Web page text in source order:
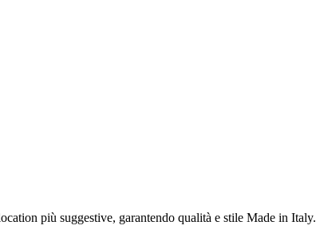
più suggestive, garantendo qualità e stile Made in Italy.